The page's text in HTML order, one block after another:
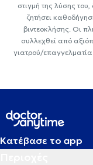
στιγμή της λύσης του,
ζητήσει
βιντεοκλήσης. Οι
συλλεχθεί από
γιατρού/
Κατέβασε το app